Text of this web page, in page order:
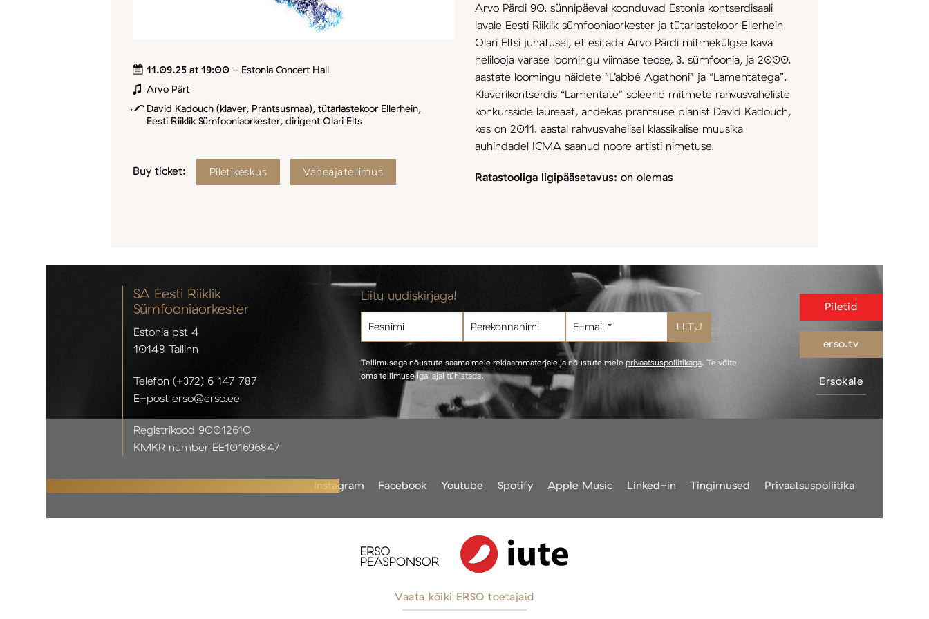
11.09.25 at 19:00 - Estonia Concert Hall
Arvo Pärt
David Kadouch (klaver, Prantsusmaa), tütarlastekoor Ellerhein,
Eesti Riiklik Sümfooniaorkester, dirigent Olari Elts
Buy ticket: Piletikeskus Vaheajatellimus
Arvo Pärdi 90. sünnipäeval koonduvad Estonia kontserdisaali
lavale Eesti Riiklik sümfooniaorkester ja tütarlastekoor Ellerhein
Olari Eltsi juhatusel, et esitada Arvo Pärdi mitmekülgse kava
helilooja varase loomingu viimase teose, 3. sümfoonia, ja 2000.
aastate loomingu näidete “L’abbé Agathoni” ja “Lamentatega”.
Klaverikontserdis “Lamentate” soleerib mitmete rahvusvaheliste
konkursside laureaat, andekas prantsuse pianist David Kadouch,
kes on 2011. aastal rahvusvahelisel klassikalise muusika
auhindadel ICMA saanud noore artisti nimetuse.
Ratastooliga ligipääsetavus: on olemas
SA Eesti Riiklik
Sümfooniaorkester
Estonia pst 4
10148 Tallinn
Telefon (+372) 6 147 787
E-post erso@erso.ee
Registrikood 90012610
KMKR number EE101696847
Liitu uudiskirjaga!
Tellimusega nõustute saama meie reklaammaterjale ja nõustute meie privaatsuspoliitikaga. Te võite
oma tellimuse igal ajal tühistada.
Piletid
erso.tv
Ersokale
Instagram Facebook Youtube Spotify Apple Music Linked-in Tingimused Privaatsuspoliitika
Vaata kõiki ERSO toetajaid